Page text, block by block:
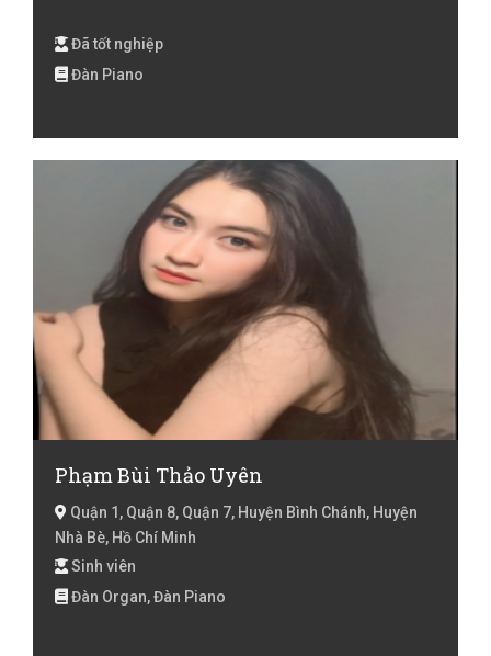
Đã tốt nghiệp
Đàn Piano
Phạm Bùi Thảo Uyên
Quận 1, Quận 8, Quận 7, Huyện Bình Chánh, Huyện
Nhà Bè, Hồ Chí Minh
Sinh viên
Đàn Organ, Đàn Piano